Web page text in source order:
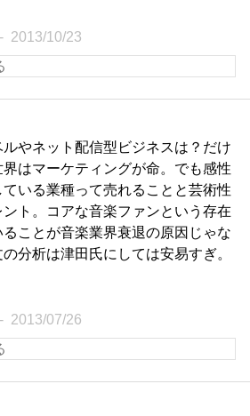
2013/10/23
やネット配信型ビジネスは？だけ
界はマーケティングが命。でも感性
ている業種って売れることと芸術性
ト。コアな音楽ファンという存在
ことが音楽業界衰退の原因じゃな
分析は津田氏にしては安易すぎ。
2013/07/26